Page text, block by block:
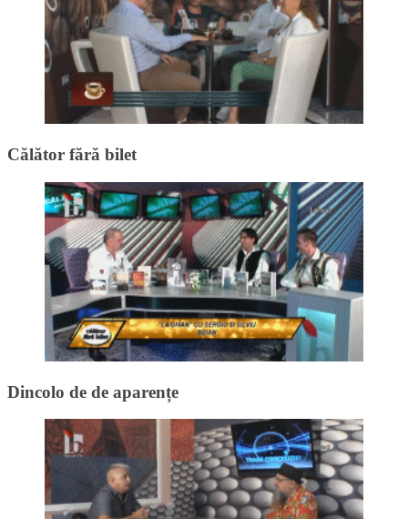
Călător fără bilet
Dincolo de de aparențe